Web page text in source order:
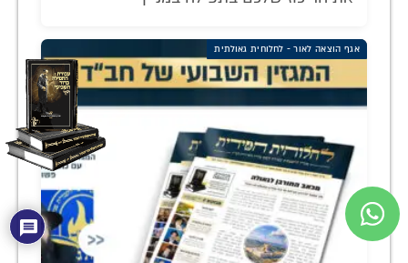
אגף הוצאה לאור - לחלוחית גאולתית